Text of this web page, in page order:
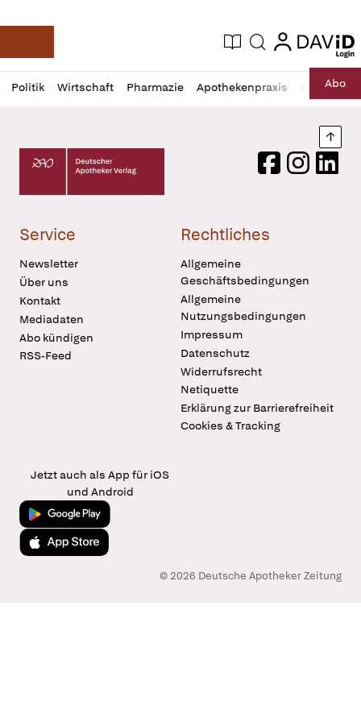
Deutsche Apotheker Zeitung
Aktuelle Ausgabe
Suche login
login
Politik Wirtschaft Pharmazie Apothekenpraxis RechtAbo
Profil
öffnen
Daz
Pur
Deutscher Apotheker Verlag Logo
FacebookInstagram
Service
Newsletter
Über uns
Kontakt
Mediadaten
Abo kündigen
RSS-Feed
Rechtliches
Allgemeine
Geschäftsbedingungen
Allgemeine
Nutzungsbedingungen
Impressum
Datenschutz
Widerrufsrecht
Netiquette
Erklärung zur Barrierefreiheit
Cookies & Tracking
Jetzt auch als App für iOS
und Android
Jetzt bei Google Play
Laden im App Store
© 2026 Deutsche Apotheker Zeitung